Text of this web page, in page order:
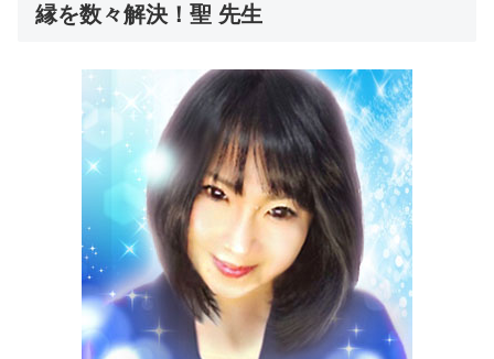
縁を数々解決！聖 先生